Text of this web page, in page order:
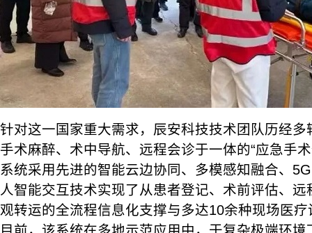
针对这一国家重大需求，辰安科技技术团队历经
手术麻醉、术中导航、远程会诊于一体的“应急手
系统采用先进的智能云边协同、多模感知融合、
人智能交互技术实现了从患者登记、术前评估、
观转运的全流程信息化支撑与多达10余种现场医